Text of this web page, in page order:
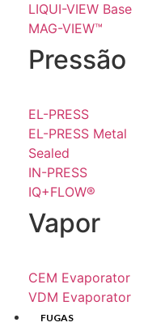
LIQUI-VIEW Base
MAG-VIEW™
Pressão
EL-PRESS
EL-PRESS Metal
Sealed
IN-PRESS
IQ+FLOW®
Vapor
CEM Evaporator
VDM Evaporator
FUGAS